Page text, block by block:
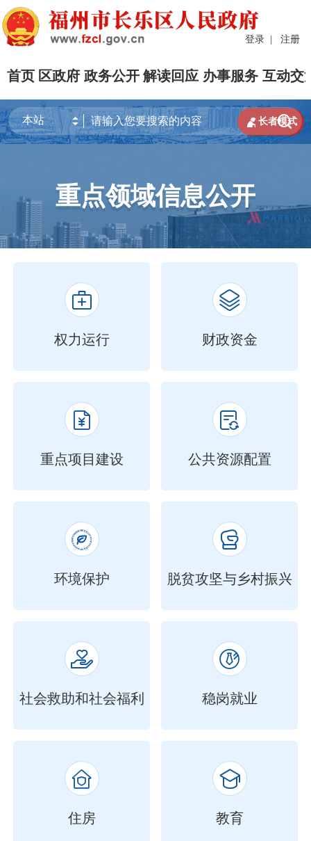
登录 | 注册
首页 区政府 政务公开 解读回应 办事服务 互动交

 长者模式
重点领域信息公开

权力运行

财政资金

重点项目建设

公共资源配置

环境保护

脱贫攻坚与乡村振兴

社会救助和社会福利

稳岗就业

住房

教育